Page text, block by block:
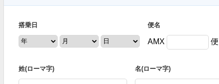
搭乗日 便名
AMX 便
姓(ローマ字) 名(ローマ字)